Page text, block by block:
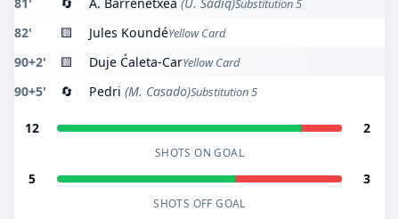
Substitution 5
82' 🟨 Jules KoundéYellow Card
90+2' 🟨 Duje Ćaleta-CarYellow Card
90+5' 🔄 Pedri (M. Casado)Substitution 5
12 2
SHOTS ON GOAL
5 3
SHOTS OFF GOAL